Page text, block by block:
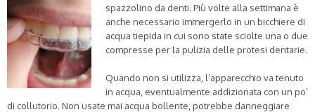
spazzolino da denti. Più volte alla settimana è
anche necessario immergerlo in un bicchiere di
acqua tiepida in cui sono state sciolte una o due
compresse per la pulizia delle protesi dentarie.
Quando non si utilizza, l’apparecchio va tenuto
in acqua, eventualmente addizionata con un po’
di collutorio. Non usate mai acqua bollente, potrebbe danneggiare